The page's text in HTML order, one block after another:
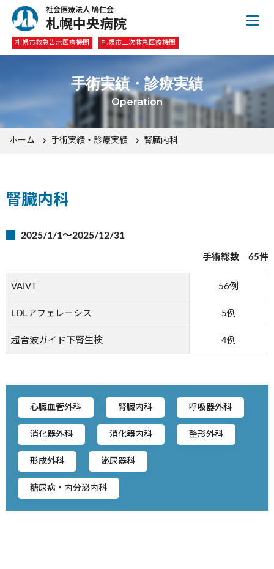
社会医療法人 鳩仁会
札幌中央病院
札幌市救急告示医療機関 札幌市二次救急医療機関
手術実績・診療実績
Operation
ホーム 手術実績・診療実績 腎臓内科
腎臓内科
2025/1/1～2025/12/31
手術総数 65件
VAIVT 56例
LDLアフェレーシス 5例
超音波ガイド下腎生検 4例
心臓血管外科 腎臓内科 呼吸器外科
消化器外科 消化器内科 整形外科
形成外科 泌尿器科
糖尿病・内分泌内科